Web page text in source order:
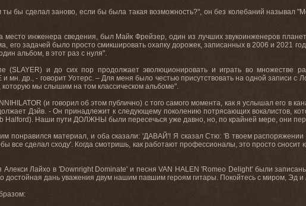
ты бы сделал заново, если бы была такая возможность?", он без колебаний называл "
место инженера сведения, был Майк Фрейзер, один из лучших звукоинженеров
его задачей было просто смикшировать охапку дорожек, записанных в 2006 и 2021
альбом, в этот раз с нуля".
и до сих пор продолжает эволюционировать и играть во множестве
мн. др., - говорит Уотерс. – Для меня было честью присутствовать на одной записи с
мы слышим на том классическом альбоме".
(и говорил об этом публично) с того самого момента, как я услышал его в
Дэйв. - Он принадлежит к следующему поколению потрясающих вокалистов,
Halford). Наши пути ДОЛЖНЫ были пересечься уже давно, но, по крайней мере, они
понравился материал, и оба сказали: 'ДАВАЙ'! Я сказал Стю: 'В твоем
все сделал сходу'. Когда смотришь, как работают профессионалы, это просто
Алекси Лайхо в 'Downright Dominate' и песняVAN HALEN 'Romeo Delight' были
достойная дань уважения двум нашим павшим героям гитары. Покойтесь с миром, Эд и